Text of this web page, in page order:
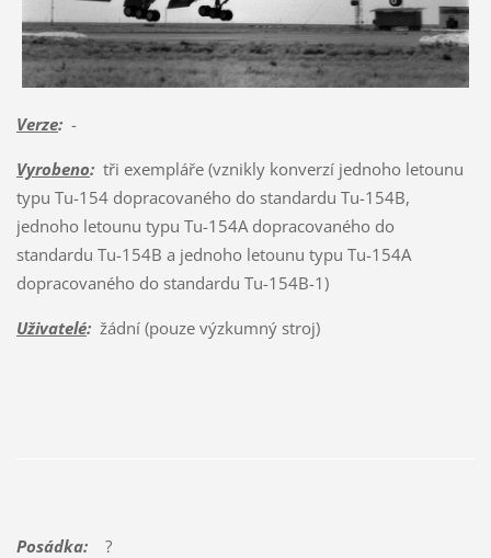
Verze:-
Vyrobeno:tři exempláře (vznikly konverzí jednoho letounu
typu Tu-154 dopracovaného do standardu Tu-154B,
jednoho letounu typu Tu-154A dopracovaného do
standardu Tu-154B a jednoho letounu typu Tu-154A
dopracovaného do standardu Tu-154B-1)
Uživatelé:žádní (pouze výzkumný stroj)
Posádka:?